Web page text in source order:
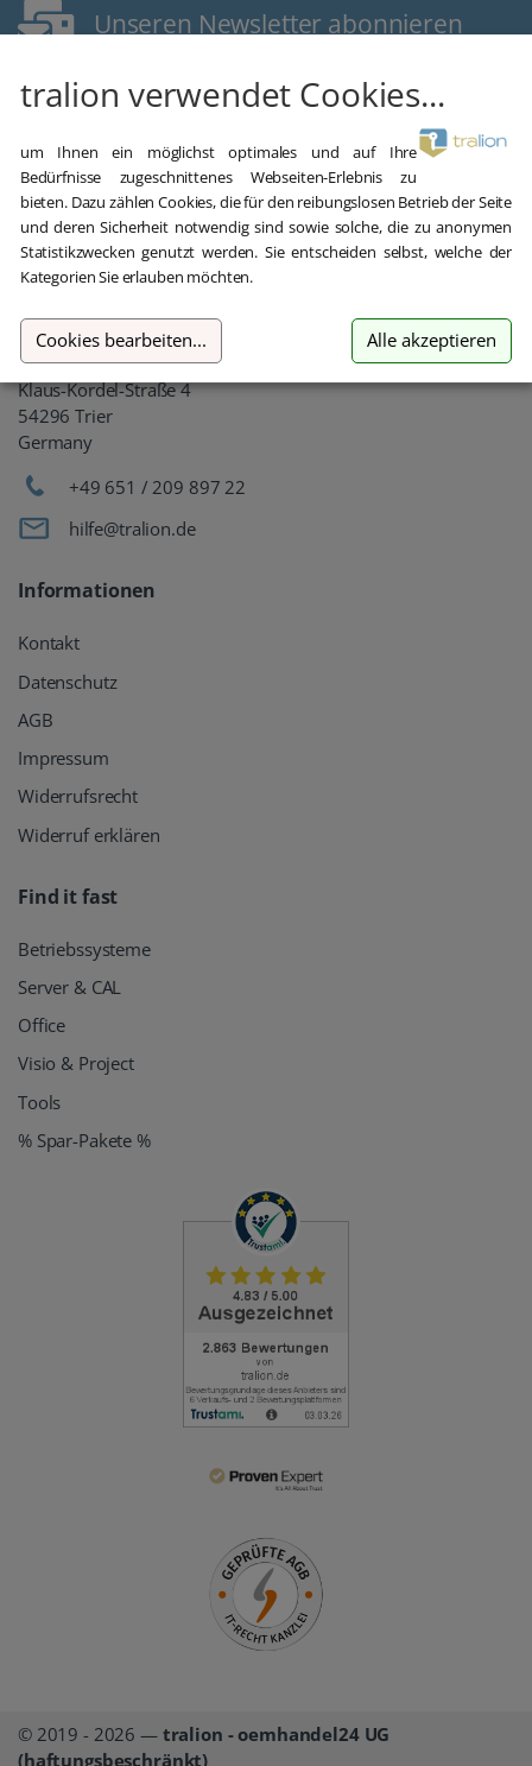
Unseren Newsletter abonnieren
Gebrauchte Software kaufen
oemhandel24 UG (haftungsbeschränkt)
Klaus-Kordel-Straße 4
54296 Trier
Germany
+49 651 / 209 897 22
hilfe@tralion.de
Informationen
Kontakt
Datenschutz
AGB
Impressum
Widerrufsrecht
Widerruf erklären
Find it fast
Betriebssysteme
Server & CAL
Office
Visio & Project
Tools
% Spar-Pakete %
© 2019 - 2026 — tralion - oemhandel24 UG
(haftungsbeschränkt)
tralion verwendet Cookies...
um Ihnen ein möglichst optimales und auf Ihre
Bedürfnisse zugeschnittenes Webseiten-Erlebnis zu
bieten. Dazu zählen Cookies, die für den reibungslosen Betrieb der Seite
und deren Sicherheit notwendig sind sowie solche, die zu anonymen
Statistikzwecken genutzt werden. Sie entscheiden selbst, welche der
Kategorien Sie erlauben möchten.
Cookies bearbeiten... Alle akzeptieren